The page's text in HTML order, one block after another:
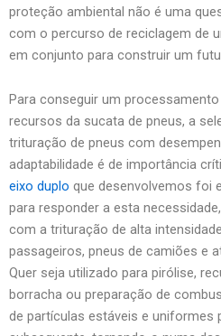
proteção ambiental não é uma
com o percurso de reciclagem de
em conjunto para construir um
Para conseguir um
recursos da sucata de pneus, a
trituração de pneus com
adaptabilidade é de importância
eixo duplo que desenvolvemos foi
para responder a esta
com a trituração de alta
passageiros, pneus de camiões e
Quer seja utilizado para pirólise,
borracha ou preparação de
de partículas estáveis e uniformes